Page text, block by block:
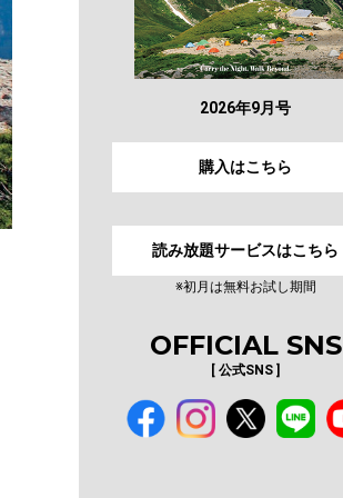
2026年9月号
購入はこちら
読み放題サービスはこちら
※初月は無料お試し期間
OFFICIAL SNS
[ 公式SNS ]